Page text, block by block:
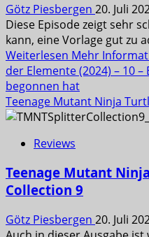
Götz Piesbergen 20. Juli
Diese Episode zeigt sehr
kann, eine Vorlage gut zu
Weiterlesen Mehr
der Elemente (2024) – 10
begonnen hat
Teenage Mutant Ninja
Reviews
Teenage Mutant
Collection 9
Götz Piesbergen 20. Juli